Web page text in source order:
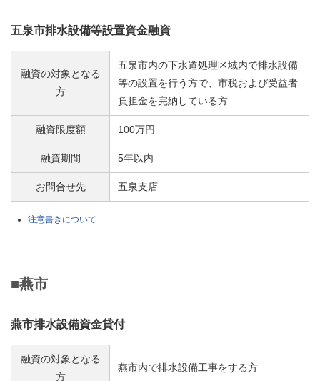
五泉市排水設備等設置資金融資
融資の対象となる
方
五泉市内の下水道処理区域内で排水設備
等の設置を行う方で、市税および受益者
負担金を完納している方
融資限度額 100万円
融資期間 5年以内
お問合せ先 五泉支店
注意書きについて
■燕市
燕市排水設備資金貸付
融資の対象となる
方
燕市内で排水設備工事をする方